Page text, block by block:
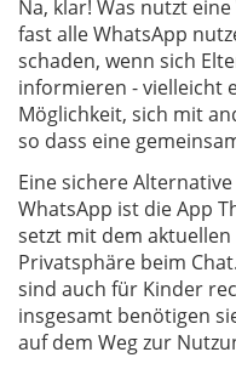
Na, klar! Was nutzt
fast alle WhatsApp
schaden, wenn sich
informieren - vielleicht
Möglichkeit, sich mit
so dass eine
Eine sichere
WhatsApp ist die App
setzt mit dem
Privatsphäre beim
sind auch für Kinder
insgesamt benötigen
auf dem Weg zur